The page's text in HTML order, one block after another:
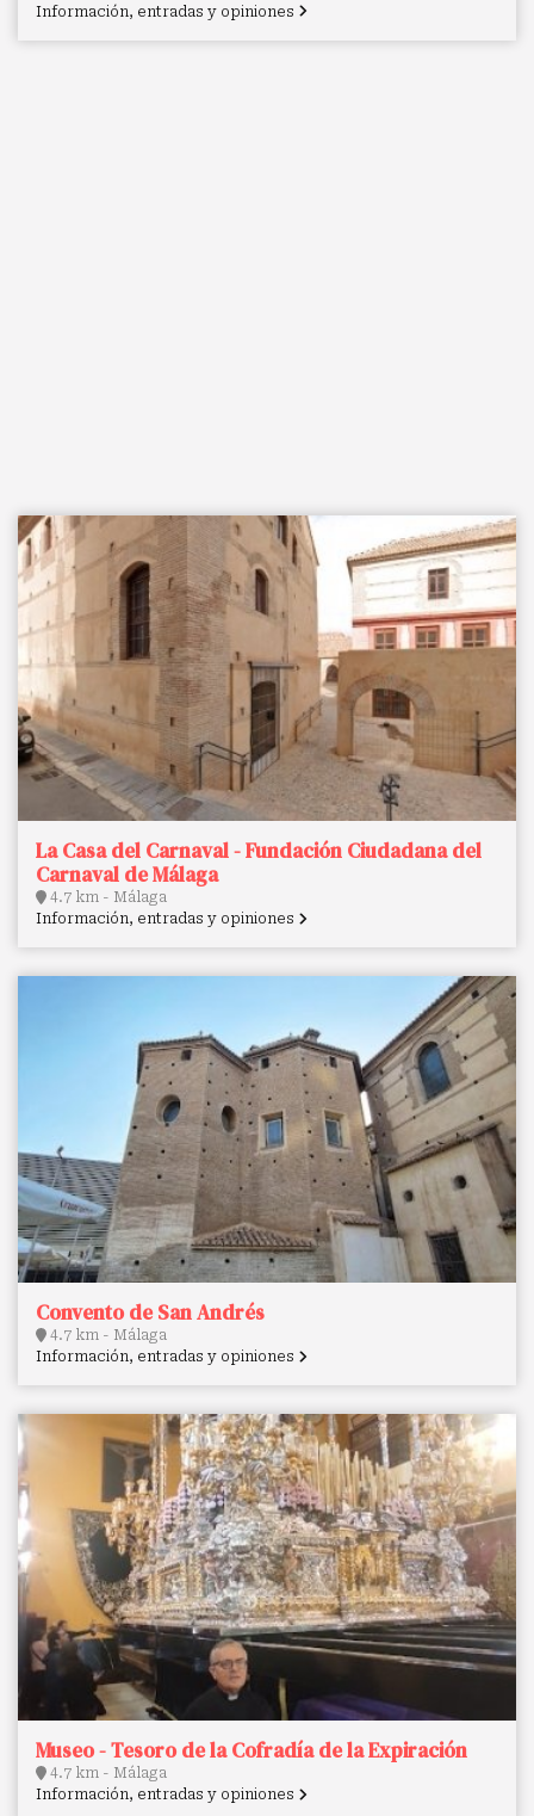
Información, entradas y opiniones
La Casa del Carnaval - Fundación Ciudadana del
Carnaval de Málaga
4.7 km - Málaga
Información, entradas y opiniones
Convento de San Andrés
4.7 km - Málaga
Información, entradas y opiniones
Museo - Tesoro de la Cofradía de la Expiración
4.7 km - Málaga
Información, entradas y opiniones